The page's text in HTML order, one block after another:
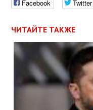
Facebook Twitter
ЧИТАЙТЕ ТАКЖЕ